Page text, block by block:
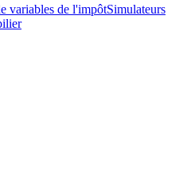
variables de l'impôtSimulateurs